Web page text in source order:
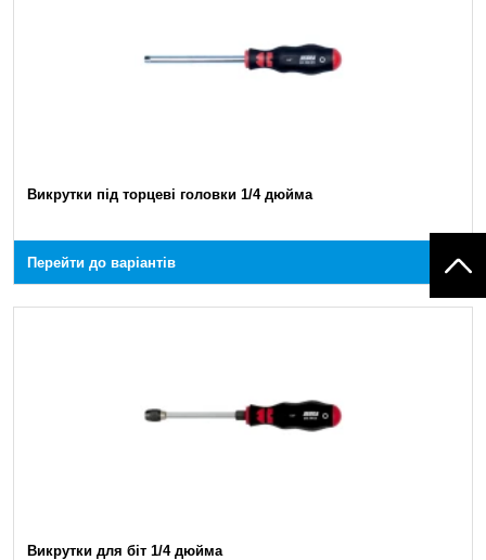
Викрутки під торцеві головки 1/4 дюйма
Перейти до варіантів
Викрутки для біт 1/4 дюйма